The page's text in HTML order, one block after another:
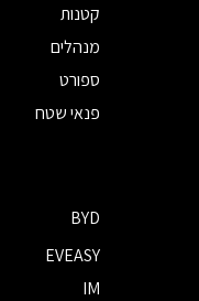
קטנות
מנהלים
ספורט
פנאי שטח
BYD
EVEASY
IM